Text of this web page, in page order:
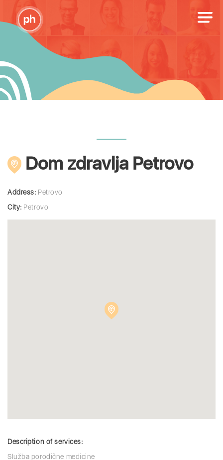
Dom zdravlja Petrovo
Address: Petrovo
City: Petrovo
Description of services:
Služba porodične medicine